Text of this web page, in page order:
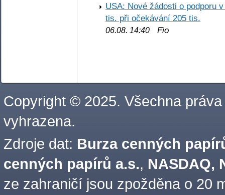
USA: Nové žádosti o podporu
tis. při očekávání 205 tis.
06.08. 14:40 Fio
Copyright © 2025. Všechna práva
vyhrazena.
Zdroje dat: Burza cenných
cenných papírů a.s., NASDAQ,
ze zahraničí jsou zpožděna o 20